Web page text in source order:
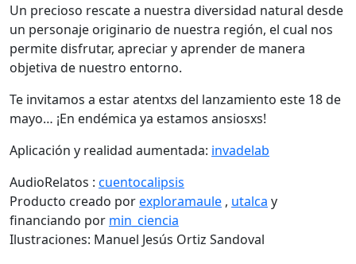
Un precioso rescate a nuestra diversidad natural desde
un personaje originario de nuestra región, el cual nos
permite disfrutar, apreciar y aprender de manera
objetiva de nuestro entorno.
Te invitamos a estar atentxs del lanzamiento este 18 de
mayo… ¡En endémica ya estamos ansiosxs!
Aplicación y realidad aumentada: invadelab
AudioRelatos : cuentocalipsis
Producto creado porexploramaule , utalca y
financiando por min_ciencia
Ilustraciones: Manuel Jesús Ortiz Sandoval